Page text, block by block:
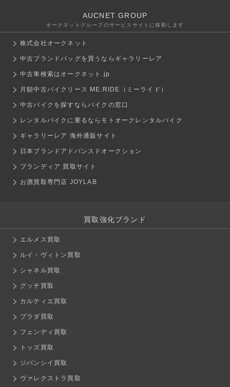
AUCNET GROUP
オークネットグループのサービスサイトに移動します
株式会社オークネット
中古ブランドバッグを買うならギャラリーレア
中古車検索はオークネット.jp
月額中古バイクリース ME:RIDE（ミーライド）
中古バイクを探すならバイクの窓口
レンタルバイクに乗るならモトオークレンタルバイク
ギャラリーレア 海外通販サイト
日本ブランドアドバンスドオークション
ブランディア 買取サイト
お酒買取専門店 JOYLAB
買取強化ブランド
エルメス買取
ルイ・ヴィトン買取
シャネル買取
グッチ買取
カルティエ買取
プラダ買取
フェンディ買取
トッズ買取
ジバンシイ買取
ヴァレクストラ買取